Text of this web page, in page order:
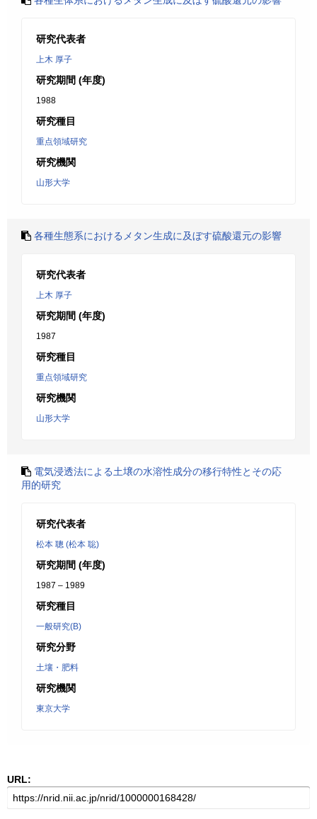
研究代表者
上木 厚子
研究期間 (年度)
1988
研究種目
重点領域研究
研究機関
山形大学
各種生態系におけるメタン生成に及ぼす硫酸還元の影響
研究代表者
上木 厚子
研究期間 (年度)
1987
研究種目
重点領域研究
研究機関
山形大学
電気浸透法による土壌の水溶性成分の移行特性とその応
用的研究
研究代表者
松本 聰 (松本 聡)
研究期間 (年度)
1987 – 1989
研究種目
一般研究(B)
研究分野
土壤・肥料
研究機関
東京大学
URL: